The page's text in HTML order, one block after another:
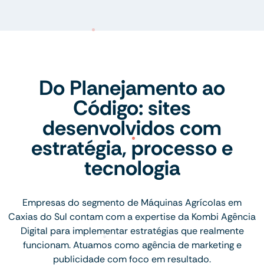
Do Planejamento ao
Código: sites
desenvolvidos com
estratégia, processo e
tecnologia
Empresas do segmento de Máquinas Agrícolas em
Caxias do Sul contam com a expertise da Kombi Agência
Digital para implementar estratégias que realmente
funcionam. Atuamos como agência de marketing e
publicidade com foco em resultado.